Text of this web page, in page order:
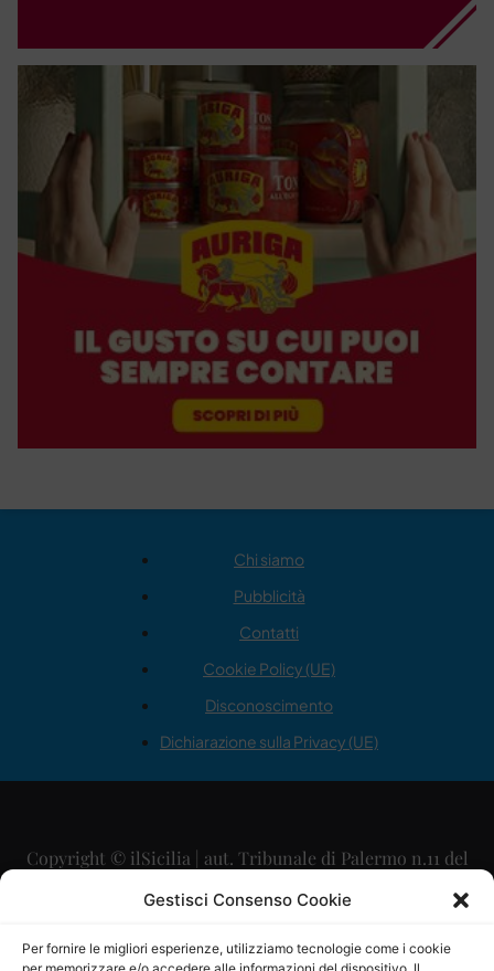
Gestisci Consenso Cookie
Per fornire le migliori esperienze, utilizziamo tecnologie come i cookie
Chi siamo
Pubblicità
Contatti
Cookie Policy (UE)
Disconoscimento
Dichiarazione sulla Privacy (UE)
Copyright © ilSicilia | aut. Tribunale di Palermo n.11 del
29/09/2015